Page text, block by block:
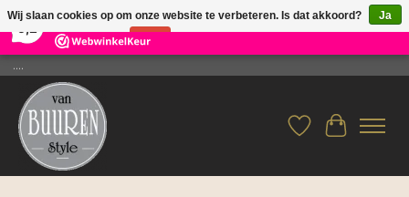
26 Reviews ×
....
Verlanglijst
Wij slaan cookies op om onze website te verbeteren. Is dat akkoord?
Ja
Nee